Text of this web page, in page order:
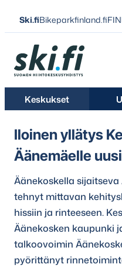
Siirry
suoraan
sisältöön
Ski.fiBikeparkfinland.fi
Ski.fi
Keskukset
Iloinen yllätys
Äänemäelle
Äänekoskella
tehnyt mittavan
hissiin ja rinteeseen.
Äänekosken kaupunki
talkoovoimin
pyörittänyt